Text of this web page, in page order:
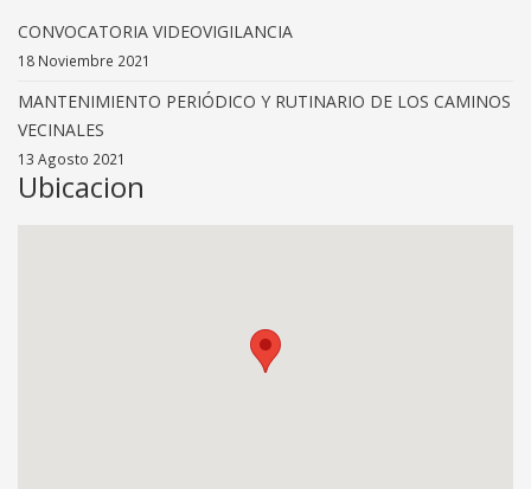
CONVOCATORIA VIDEOVIGILANCIA
18 Noviembre 2021
MANTENIMIENTO PERIÓDICO Y RUTINARIO DE LOS CAMINOS
VECINALES
13 Agosto 2021
Ubicacion